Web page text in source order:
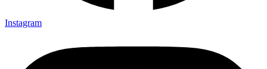
Instagram